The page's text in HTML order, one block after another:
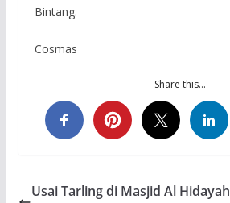
Bintang.
Cosmas
Share this…
Usai Tarling di Masjid Al